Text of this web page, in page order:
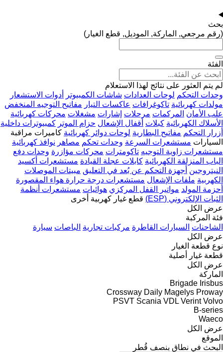
بحث
(رقم مرجعي, الماركة, الموديل, قطع الغيار)
الفئة
لم يتم العثور على نتائج لهذا الاستعلام
وحدات التحكم لوحات العدادات شاشات الكمبيوتر
أدوات الاستشعار
مولدات كهربائية تاكوغرافات عاكسات التيار مفاتيح التوجيه المنخفض
علب الأمان المركمات مرحلات إشارات مشغلات محركات كهربائية
الأسلاك الكهربائية كبلات أقفال الإشعال حزام الموتر كمبيوترات داخلية
أزرار التحكم مفاتيح البطارية لوحات دوائر كهربائية كاميرات مراقبة
السيارات مستشعرات السرعة وحدات تحكم مصاهر نوافذ كهربائية
مستشعرات زاوية التوجيه تاكومترات محركات مؤازرة وحدات دفع
الباب المنزلقة الكهربائية كابلات عجلة القيادة مستشعرات أكسيد
النيتروجين أجهزة التحكم عن بُعد في التعليق مبيتات الموصلات
الكهربية ملفات الإشعال مستشعرات درجة حرارة هواء المقصورة
أحزمة المولد مواتير القفل المركزي هوائيات مستشعرات أنظمة
الثبات الإلكتروني (ESP)
قطع غيار كهربية أخرى
عرض الكل
فئة المركبة
الشاحنات السيارات القاطرة مركبات تجارية الباصات سيارة
عرض الكل
نوع قطعة الغيار
قطعة غيار أصلية
عرض الكل
الماركة
Brigade Irisbus
Crossway Daily Magelys Proway
PSVT Scania VDL Verint Volvo
B-series
Waeco
عرض الكل
الموقع
البحث في نطاق بنصف قُطر